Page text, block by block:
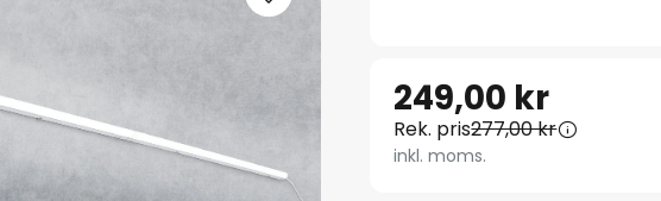
249,00 kr
Rek. pris277,00 kr
inkl. moms.